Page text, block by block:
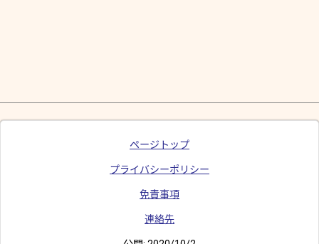
ページトップ
プライバシーポリシー
免責事項
連絡先